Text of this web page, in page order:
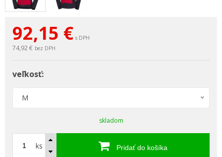
92,15 € s DPH
74,92 € bez DPH
veľkosť:
M
skladom
ks Pridať do košíka